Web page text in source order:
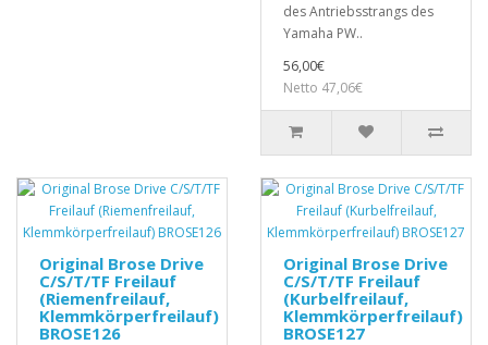
des Antriebsstrangs des
Yamaha PW..
56,00€
Netto 47,06€
Original Brose Drive
C/S/T/TF Freilauf
(Riemenfreilauf,
Klemmkörperfreilauf)
BROSE126
Original Brose Drive
C/S/T/TF Freilauf
(Kurbelfreilauf,
Klemmkörperfreilauf)
BROSE127